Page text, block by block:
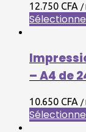
12.750 CFA /
– A4 de
10.650 CFA /